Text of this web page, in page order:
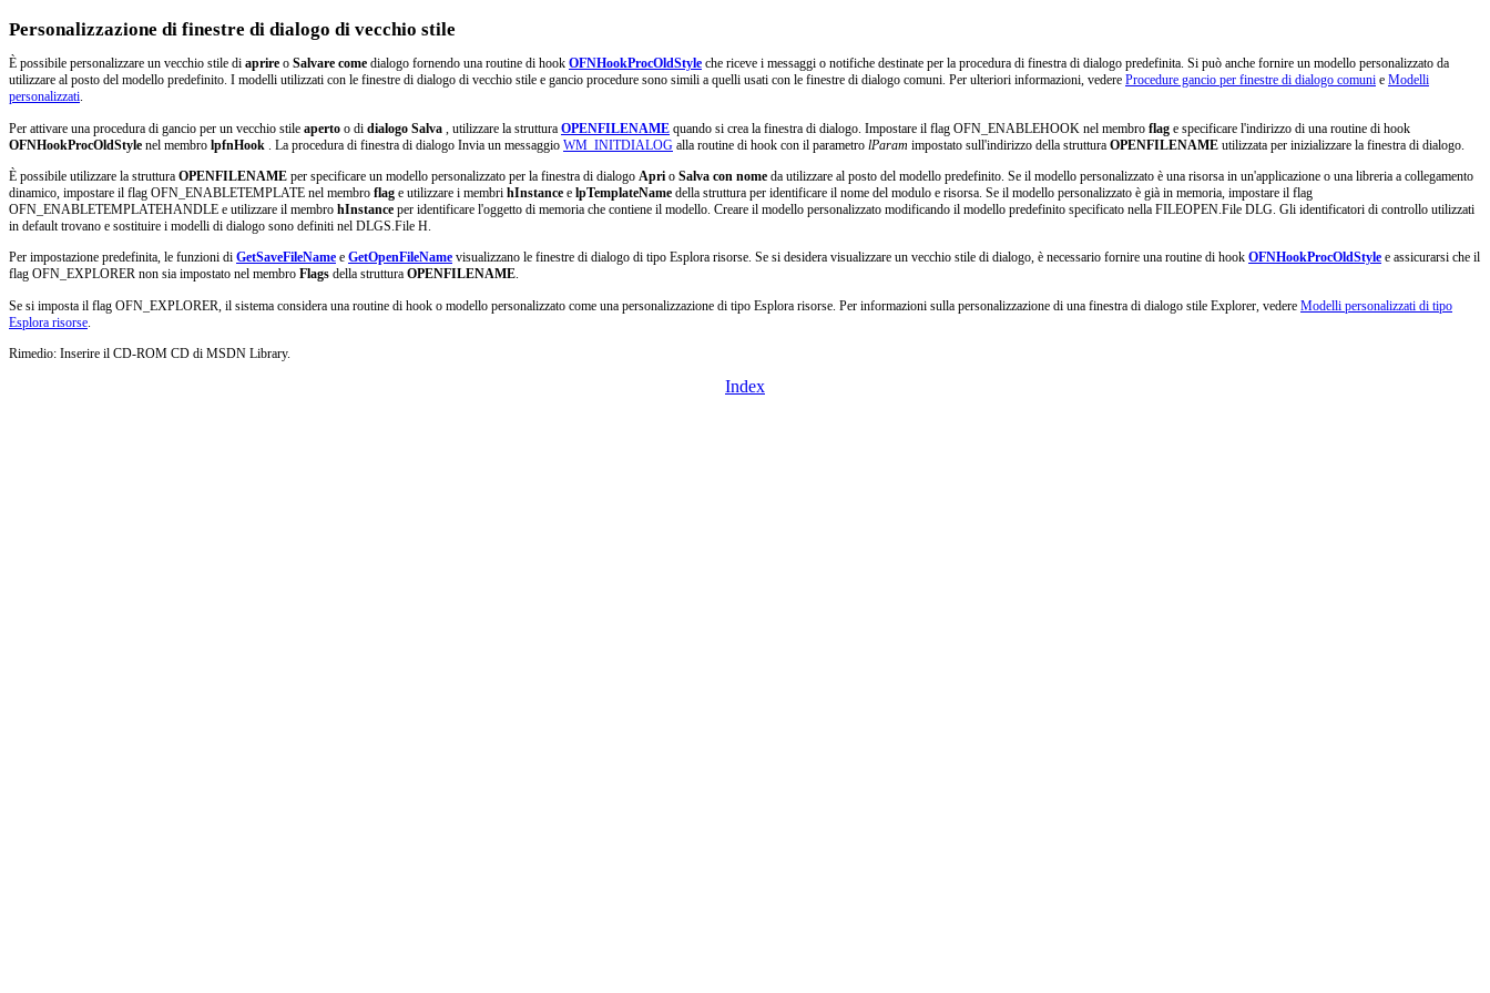
Personalizzazione di finestre di dialogo di vecchio stile
È possibile personalizzare un vecchio stile di aprire o Salvare come dialogo fornendo una routine di hook OFNHookProcOldStyle che riceve i messaggi o notifiche destinate per la procedura di finestra di dialogo predefinita. Si può anche fornire un modello personalizzato da
utilizzare al posto del modello predefinito. I modelli utilizzati con le finestre di dialogo di vecchio stile e gancio procedure sono simili a quelli usati con le finestre di dialogo comuni. Per ulteriori informazioni, vedere Procedure gancio per finestre di dialogo comuni e Modelli
personalizzati.
Per attivare una procedura di gancio per un vecchio stile aperto o di dialogo Salva , utilizzare la struttura OPENFILENAME quando si crea la finestra di dialogo. Impostare il flag OFN_ENABLEHOOK nel membro flag e specificare l'indirizzo di una routine di hook
OFNHookProcOldStyle nel membro lpfnHook . La procedura di finestra di dialogo Invia un messaggio WM_INITDIALOG alla routine di hook con il parametro lParam impostato sull'indirizzo della struttura OPENFILENAME utilizzata per inizializzare la finestra di dialogo.
È possibile utilizzare la struttura OPENFILENAME per specificare un modello personalizzato per la finestra di dialogo Apri o Salva con nome da utilizzare al posto del modello predefinito. Se il modello personalizzato è una risorsa in un'applicazione o una libreria a collegamento
dinamico, impostare il flag OFN_ENABLETEMPLATE nel membro flag e utilizzare i membri hInstance e lpTemplateName della struttura per identificare il nome del modulo e risorsa. Se il modello personalizzato è già in memoria, impostare il flag
OFN_ENABLETEMPLATEHANDLE e utilizzare il membro hInstance per identificare l'oggetto di memoria che contiene il modello. Creare il modello personalizzato modificando il modello predefinito specificato nella FILEOPEN.File DLG. Gli identificatori di controllo utilizzati
in default trovano e sostituire i modelli di dialogo sono definiti nel DLGS.File H.
Per impostazione predefinita, le funzioni di GetSaveFileName e GetOpenFileName visualizzano le finestre di dialogo di tipo Esplora risorse. Se si desidera visualizzare un vecchio stile di dialogo, è necessario fornire una routine di hook OFNHookProcOldStyle e assicurarsi che il
flag OFN_EXPLORER non sia impostato nel membro Flags della struttura OPENFILENAME.
Se si imposta il flag OFN_EXPLORER, il sistema considera una routine di hook o modello personalizzato come una personalizzazione di tipo Esplora risorse. Per informazioni sulla personalizzazione di una finestra di dialogo stile Explorer, vedere Modelli personalizzati di tipo
Esplora risorse
Rimedio: Inserire il CD-ROM CD di MSDN Library.
Index